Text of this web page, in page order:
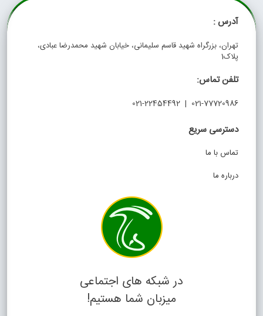
آدرس :
تهران، بزرگراه شهید قاسم سلیمانی، خیابان شهید محمدرضا عبادی،
پلاک1
تلفن تماس:
021-77720986 | 021-22454492
دسترسی سریع
تماس با ما
درباره ما
در شبکه های اجتماعی
میزبان شما هستیم!